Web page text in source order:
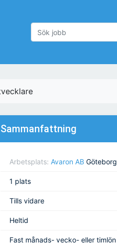
Sammanfattning
Arbetsplats: Avaron AB Göteborg
1 plats
Tills vidare
Heltid
Fast månads- vecko- eller timlön